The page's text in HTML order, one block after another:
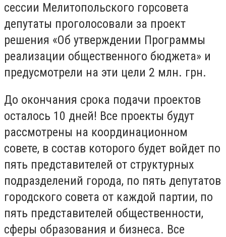
сессии Мелитопольского горсовета
депутаты проголосовали за проект
решения «Об утверждении Программы
реализации общественного бюджета» и
предусмотрели на эти цели 2 млн. грн.
До окончания срока подачи проектов
осталось 10 дней! Все проекты будут
рассмотрены на координационном
совете, в состав которого будет войдет по
пять представителей от структурных
подразделений города, по пять депутатов
городского совета от каждой партии, по
пять представителей общественности,
сферы образования и бизнеса. Все